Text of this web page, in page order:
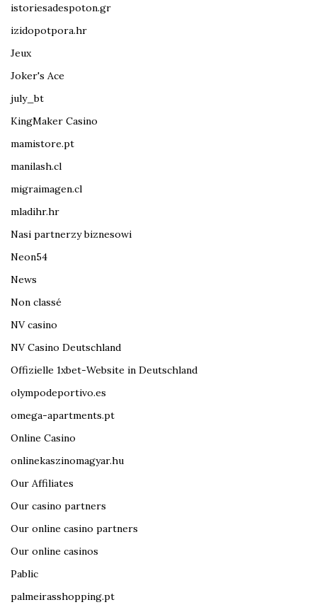
istoriesadespoton.gr
izidopotpora.hr
Jeux
Joker's Ace
july_bt
KingMaker Casino
mamistore.pt
manilash.cl
migraimagen.cl
mladihr.hr
Nasi partnerzy biznesowi
Neon54
News
Non classé
NV casino
NV Casino Deutschland
Offizielle 1xbet-Website in Deutschland
olympodeportivo.es
omega-apartments.pt
Online Casino
onlinekaszinomagyar.hu
Our Affiliates
Our casino partners
Our online casino partners
Our online casinos
Pablic
palmeirasshopping.pt